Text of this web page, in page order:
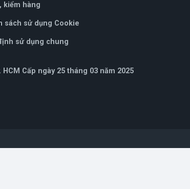
kiểm hàng
sách sử dụng Cookie
sử dụng chung
Cấp ngày 25 tháng 03 năm 2025